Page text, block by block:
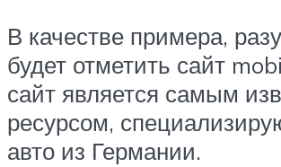
В качестве примера,
будет отметить сайт
сайт является самым
ресурсом,
авто из Германии.